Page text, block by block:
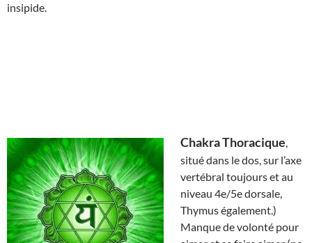
insipide.
Chakra Thoracique,
situé dans le dos, sur l’axe
vertébral toujours et au
niveau 4e/5e dorsale,
Thymus également.)
Manque de volonté pour